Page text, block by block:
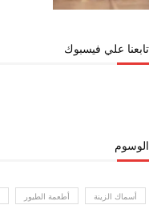
تابعنا علي فيسبوك
الوسوم
أسماك الزينة أطعمة الطيور